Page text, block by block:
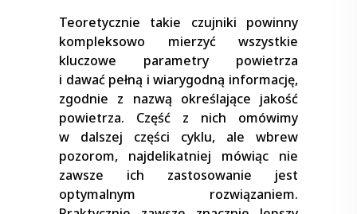
Teoretycznie takie czujniki powinny
kompleksowo mierzyć wszystkie
kluczowe parametry powietrza
i dawać pełną i wiarygodną informację,
zgodnie z nazwą określające jakość
powietrza. Część z nich omówimy
w dalszej części cyklu, ale wbrew
pozorom, najdelikatniej mówiąc nie
zawsze ich zastosowanie jest
optymalnym rozwiązaniem.